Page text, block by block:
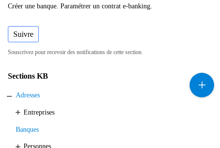
Créer une banque. Paramétrer un contrat e-banking.
Suivre
Souscrivez pour recevoir des notifications de cette section.
Sections KB
Adresses
Entreprises
Banques
Personnes